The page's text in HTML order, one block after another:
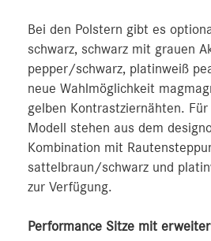
Bei den Polstern gibt es
schwarz, schwarz mit grauen
pepper/schwarz, platinweiß
neue Wahlmöglichkeit
gelben Kontrastziernähten.
Modell stehen aus dem
Kombination mit
sattelbraun/schwarz und
zur Verfügung.
Performance Sitze mit